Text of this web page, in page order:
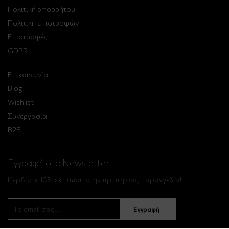
Πολιτική απορρήτου
Πολιτική επιστροφών
Επιστροφές
GDPR
Επικοινωνία
Blog
Wishlist
Συνεργασία
B2B
Εγγραφή στο Newsletter
Κερδίστε 10% έκπτωση στην πρώτη σας παραγγελία!
Εγγραφή